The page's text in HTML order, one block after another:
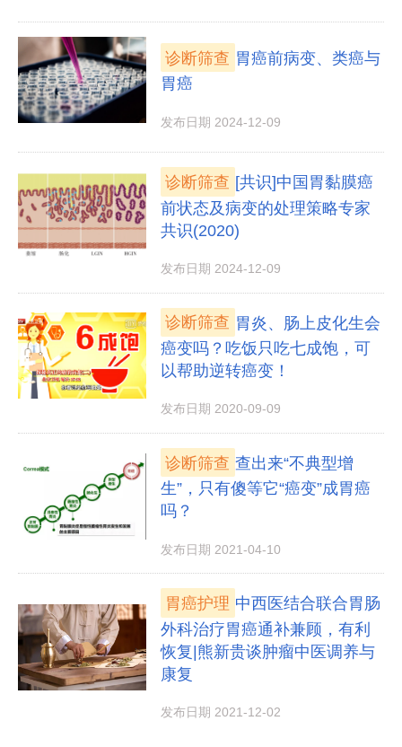
诊断筛查 胃癌前病变、类癌与
胃癌
发布日期 2024-12-09
诊断筛查 [共识]中国胃黏膜癌
前状态及病变的处理策略专家
共识(2020)
发布日期 2024-12-09
诊断筛查 胃炎、肠上皮化生会
癌变吗？吃饭只吃七成饱，可
以帮助逆转癌变！
发布日期 2020-09-09
诊断筛查 查出来“不典型增
生”，只有傻等它“癌变”成胃癌
吗？
发布日期 2021-04-10
胃癌护理 中西医结合联合胃肠
外科治疗胃癌通补兼顾，有利
恢复|熊新贵谈肿瘤中医调养与
康复
发布日期 2021-12-02